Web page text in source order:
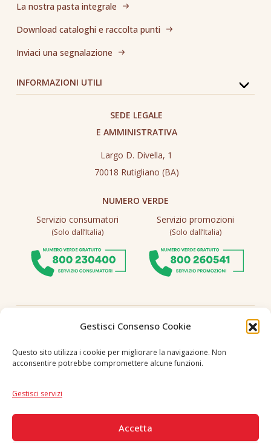
Gestisci Consenso Cookie
Questo sito utilizza i cookie per migliorare la navigazione. Non
acconsentire potrebbe compromettere alcune funzioni.
Gestisci servizi
Accetta
La nostra pasta integrale
Download cataloghi e raccolta punti
Inviaci una segnalazione
INFORMAZIONI UTILI
SEDE LEGALE
E AMMINISTRATIVA
Largo D. Divella, 1
70018 Rutigliano (BA)
NUMERO VERDE
Servizio consumatori
(Solo dall’Italia)
Servizio promozioni
(Solo dall’Italia)
Seguici